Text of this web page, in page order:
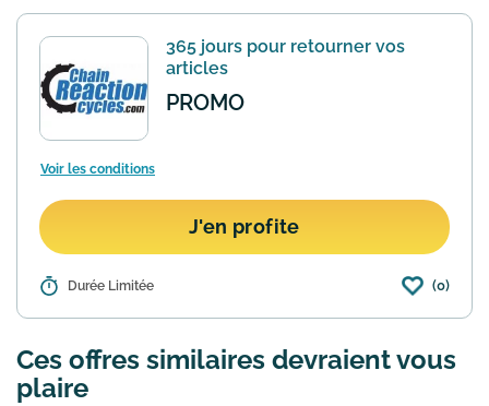
domicile en France sur tous de son
catalogue hors articles volumineux).
Pas de code nécessaire, l...En savoir
plus
365 jours pour retourner vos
articles
PROMO
Voir les conditions
J'en profite
Détails : Si vous n’êtes pas entièrement satisfait
mois pour le retourner et obtenir un
Durée Limitée (0)
Ces offres similaires devraient vous
plaire